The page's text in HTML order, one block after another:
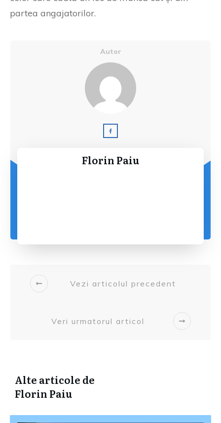
partea angajatorilor.
Autor
Florin Paiu
Vezi articolul precedent
Veri urmatorul articol
Alte articole de
Florin Paiu